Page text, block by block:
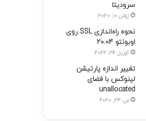
سرودیتا
ژوئن 10, 2020
نحوه راه‌اندازی SSL روی
اوبونتو 20.04
آوریل 24, 2022
تغییر اندازه پارتیشن
لینوکس با فضای
unallocated
می 23, 2020